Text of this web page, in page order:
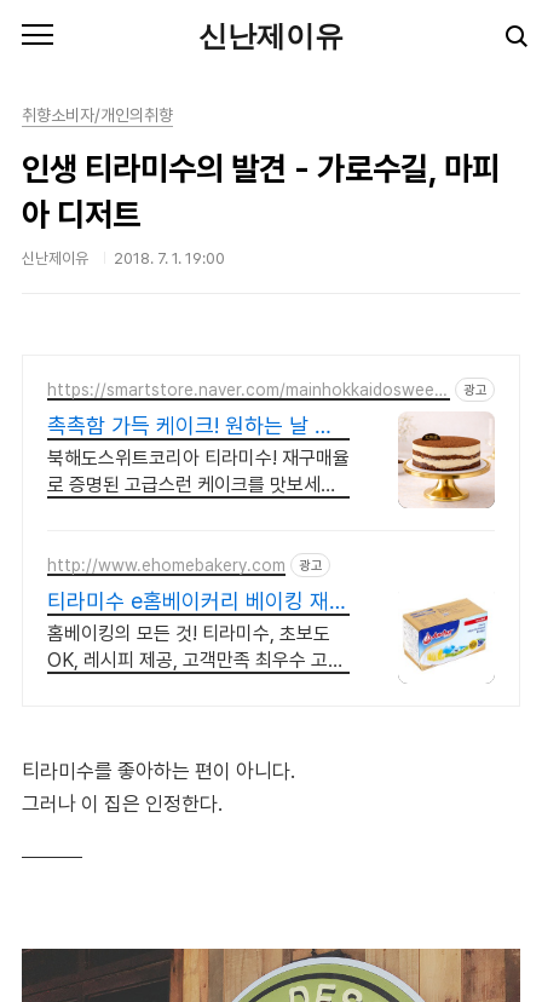
신난제이유
취향소비자/개인의취향
인생 티라미수의 발견 - 가로수길, 마피
아 디저트
신난제이유 2018. 7. 1. 19:00
https://smartstore.naver.com/mainhokkaidosweetk
광고
촉촉함 가득 케이크! 원하는 날 선
물하기!
북해도스위트코리아 티라미수! 재구매율
로 증명된 고급스런 케이크를 맛보세요!
http://www.ehomebakery.com 광고
티라미수 e홈베이커리 베이킹 재료
핫플레이스!
홈베이킹의 모든 것! 티라미수, 초보도
OK, 레시피 제공, 고객만족 최우수 고객
티라미수를 좋아하는 편이 아니다.
그러나 이 집은 인정한다.